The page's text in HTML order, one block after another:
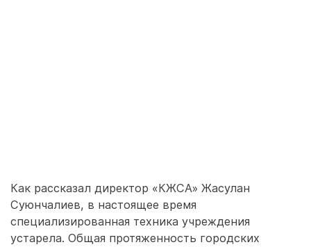
Как рассказал директор «КЖСА» Жасулан
Суюнчалиев, в настоящее время
специализированная техника учреждения
устарела. Общая протяженность городских